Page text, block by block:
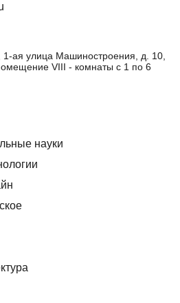
1-ая улица Машиностроения, д. 10,
VIII - комнаты с 1 по 6
науки